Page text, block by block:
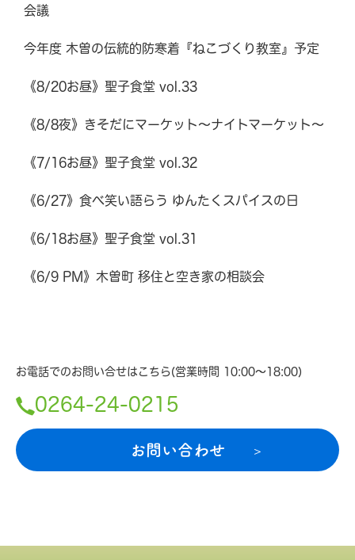
会議
今年度 木曽の伝統的防寒着『ねこづくり教室』予定
《8/20お昼》聖子食堂 vol.33
《8/8夜》きそだにマーケット～ナイトマーケット～
《7/16お昼》聖子食堂 vol.32
《6/27》食べ笑い語らう ゆんたくスパイスの日
《6/18お昼》聖子食堂 vol.31
《6/9 PM》木曽町 移住と空き家の相談会
お電話でのお問い合せはこちら(営業時間 10:00〜18:00)
0264-24-0215
お問い合わせ